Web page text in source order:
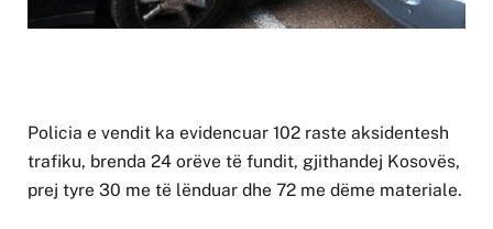
Policia e vendit ka evidencuar 102 raste aksidentesh
trafiku, brenda 24 orëve të fundit, gjithandej Kosovës,
prej tyre 30 me të lënduar dhe 72 me dëme materiale.